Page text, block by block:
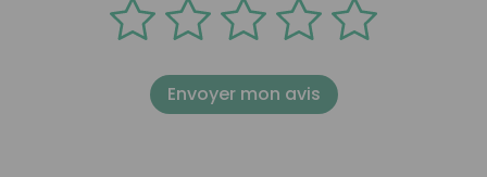
Envoyer mon avis